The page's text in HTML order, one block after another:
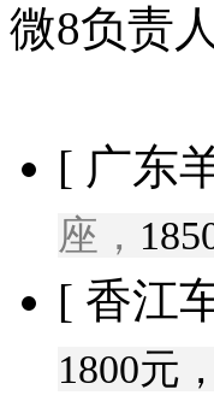
微8负责
[ 广东
座，
[ 香江
1800元